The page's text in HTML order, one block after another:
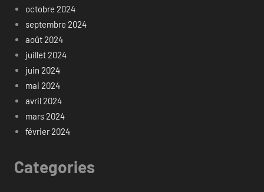
octobre 2024
septembre 2024
août 2024
juillet 2024
juin 2024
mai 2024
avril 2024
mars 2024
février 2024
Categories